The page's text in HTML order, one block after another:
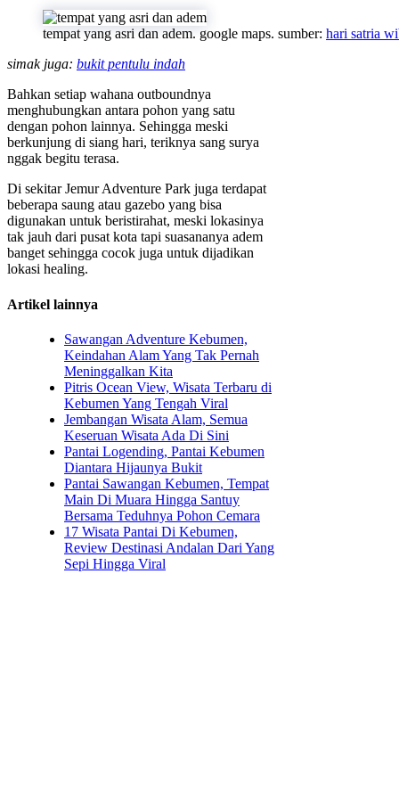
tempat yang asri dan adem. google maps. sumber: hari satria
simak juga: bukit pentulu indah
Bahkan setiap wahana outboundnya
menghubungkan antara pohon yang satu
dengan pohon lainnya. Sehingga meski
berkunjung di siang hari, teriknya sang surya
nggak begitu terasa.
Di sekitar Jemur Adventure Park juga terdapat
beberapa saung atau gazebo yang bisa
digunakan untuk beristirahat, meski lokasinya
tak jauh dari pusat kota tapi suasananya adem
banget sehingga cocok juga untuk dijadikan
lokasi healing.
Artikel lainnya
Sawangan Adventure Kebumen,
Keindahan Alam Yang Tak Pernah
Meninggalkan Kita
Pitris Ocean View, Wisata Terbaru di
Kebumen Yang Tengah Viral
Jembangan Wisata Alam, Semua
Keseruan Wisata Ada Di Sini
Pantai Logending, Pantai Kebumen
Diantara Hijaunya Bukit
Pantai Sawangan Kebumen, Tempat
Main Di Muara Hingga Santuy
Bersama Teduhnya Pohon Cemara
17 Wisata Pantai Di Kebumen,
Review Destinasi Andalan Dari Yang
Sepi Hingga Viral